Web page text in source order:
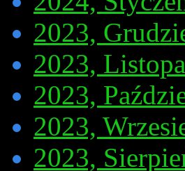
2023,
2023,
2023,
2023,
2023,